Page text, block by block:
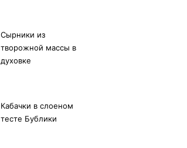
Сырники из
творожной массы в
духовке
Кабачки в слоеном
тесте Бублики